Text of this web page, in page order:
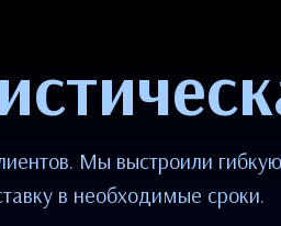
Мы выстроили
в необходимые сроки.